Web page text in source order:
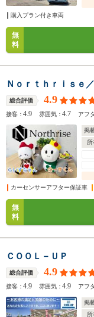
購入プラン付き車両
無
料
Ｎｏｒｔｈｒｉｓｅ
総合評価 4.9
接客：4.9 雰囲気：4.7 アフ
掲
カーセンサーアフター保証車
無
料
ＣＯＯＬ－ＵＰ
総合評価 4.9
接客：4.9 雰囲気：4.9 アフ
掲